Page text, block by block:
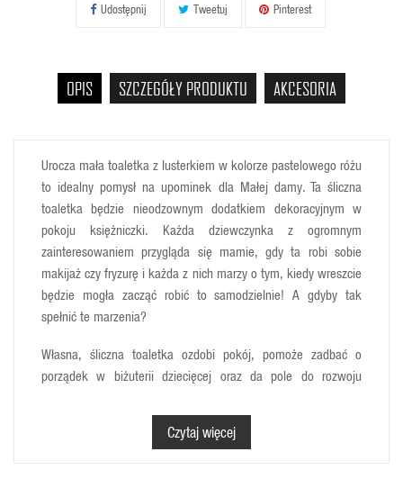
Udostępnij Tweetuj Pinterest
OPIS SZCZEGÓŁY PRODUKTU AKCESORIA
Urocza mała toaletka z lusterkiem w kolorze pastelowego różu
to idealny pomysł na upominek dla Małej damy. Ta śliczna
toaletka będzie nieodzownym dodatkiem dekoracyjnym w
pokoju księżniczki. Każda dziewczynka z ogromnym
zainteresowaniem przygląda się mamie, gdy ta robi sobie
makijaż czy fryzurę i każda z nich marzy o tym, kiedy wreszcie
będzie mogła zacząć robić to samodzielnie! A gdyby tak
spełnić te marzenia?
Własna, śliczna toaletka ozdobi pokój, pomoże zadbać o
porządek w biżuterii dziecięcej oraz da pole do rozwoju
kosmetyczny dla wszystkich lal, a w takim salonie czeka nas
niejedna niesamowita przygoda.
Czytaj więcej